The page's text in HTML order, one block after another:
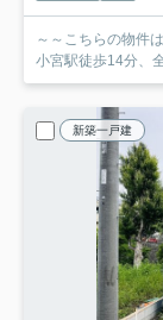
～～こちらの物件
小宮駅徒歩14分、
新築一戸建